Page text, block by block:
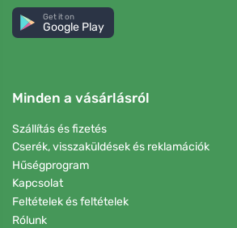
Get it on
Google Play
Minden a vásárlásról
Szállítás és fizetés
Cserék, visszaküldések és reklamációk
Hűségprogram
Kapcsolat
Feltételek és feltételek
Rólunk